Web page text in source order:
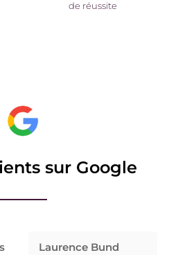
de réussite
sur Google
Laurence Bund